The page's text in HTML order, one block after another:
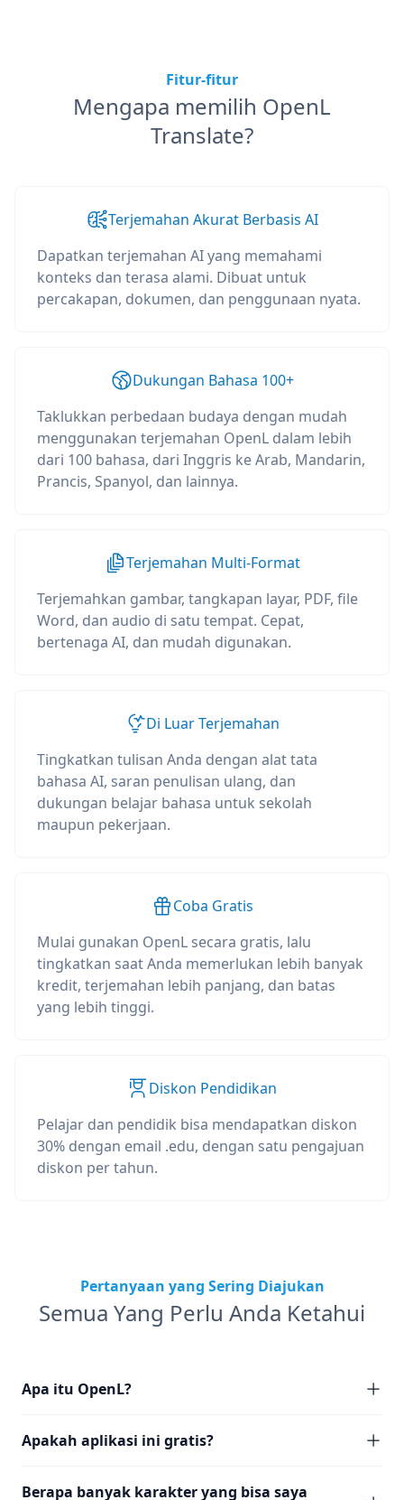
Fitur-fitur
Mengapa memilih OpenL
Translate?
Terjemahan Akurat Berbasis AI
Dapatkan terjemahan AI yang memahami
konteks dan terasa alami. Dibuat untuk
percakapan, dokumen, dan penggunaan nyata.
Dukungan Bahasa 100+
Taklukkan perbedaan budaya dengan mudah
menggunakan terjemahan OpenL dalam lebih
dari 100 bahasa, dari Inggris ke Arab, Mandarin,
Prancis, Spanyol, dan lainnya.
Terjemahan Multi-Format
Terjemahkan gambar, tangkapan layar, PDF, file
Word, dan audio di satu tempat. Cepat,
bertenaga AI, dan mudah digunakan.
Di Luar Terjemahan
Tingkatkan tulisan Anda dengan alat tata
bahasa AI, saran penulisan ulang, dan
dukungan belajar bahasa untuk sekolah
maupun pekerjaan.
Coba Gratis
Mulai gunakan OpenL secara gratis, lalu
tingkatkan saat Anda memerlukan lebih banyak
kredit, terjemahan lebih panjang, dan batas
yang lebih tinggi.
Diskon Pendidikan
Pelajar dan pendidik bisa mendapatkan diskon
30% dengan email .edu, dengan satu pengajuan
diskon per tahun.
Pertanyaan yang Sering Diajukan
Semua Yang Perlu Anda Ketahui
Apa itu OpenL?
Apakah aplikasi ini gratis?
Berapa banyak karakter yang bisa saya